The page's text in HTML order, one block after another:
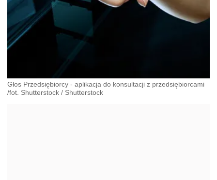
Głos Przedsiębiorcy - aplikacja do konsultacji z przedsiębiorcami
/fot. Shutterstock / Shutterstock